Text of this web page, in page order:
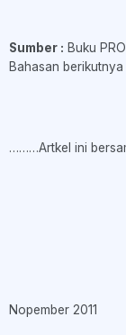
Sumber : Buku
Bahasan
………Artkel ini
Nopember 2011